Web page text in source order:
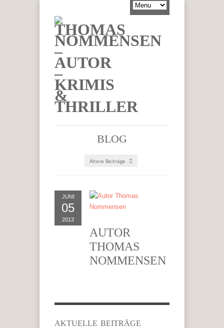
BLOG
Ältere Beiträge
JUNI
05
2013
AUTOR
THOMAS
NOMMENSEN
AKTUELLE BEITRÄGE